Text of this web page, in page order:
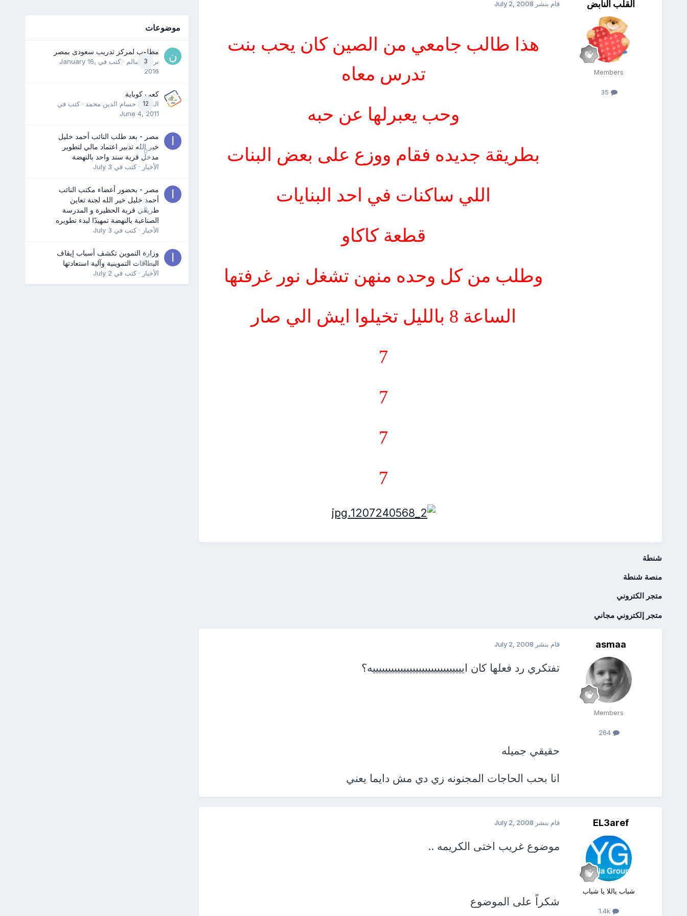
القلب النابض
Members
قام بنشر July 2, 2008
هذا طالب جامعي من الصين كان يحب بنت
تدرس معاه
وحب يعبرلها عن حبه
بطريقة جديده فقام ووزع على بعض البنات
اللي ساكنات في احد البنايات
قطعة كاكاو
وطلب من كل وحده منهن تشغل نور غرفتها
الساعة 8 بالليل تخيلوا ايش الي صار
7
7
7
7
شنطة
منصة شنطة
متجر الكتروني
متجر إلكتروني مجاني
asmaa
Members
264
قام بنشر July 2, 2008
تفتكري رد فعلها كان اييييييييييييييييييييييييييييييه؟
حقيقي جميله
انا بحب الحاجات المجنونه زي دي مش دايما يعني
EL3aref
شباب ياللا يا شباب
1.4k
قام بنشر July 2, 2008
موضوع غريب اختى الكريمه ..
شكراً على الموضوع
موضوعات
3
مطلوب لمركز تدريب سعودى بمصر
نرمين سالم · كتب في January 16,
2016
12
كعب كوباية
المدرب حسام الدين محمد · كتب في
June 4, 2011
0
مصر - بعد طلب النائب أحمد خليل
خير الله تدبير اعتماد مالي لتطوير
مدخل قرية سند واحد بالنهضة
الأخبار · كتب في July 3
0
مصر - بحضور أعضاء مكتب النائب
أحمد خليل خير الله لجنة تعاين
طريقي قرية الحظيرة و المدرسة
الصناعية بالنهضة تمهيدًا لبدء تطويره
الأخبار · كتب في July 3
0
وزارة التموين تكشف أسباب إيقاف
البطاقات التموينية وآلية استعادتها
الأخبار · كتب في July 2